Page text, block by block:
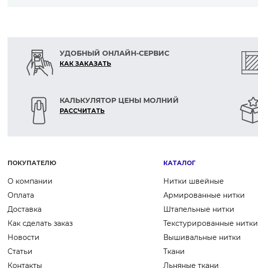
УДОБНЫЙ ОНЛАЙН-СЕРВИС
КАК ЗАКАЗАТЬ
КАЛЬКУЛЯТОР ЦЕНЫ МОЛНИЙ
РАСCЧИТАТЬ
ПОКУПАТЕЛЮ
О компании
Оплата
Доставка
Как сделать заказ
Новости
Статьи
Контакты
КАТАЛОГ
Нитки швейные
Армированные нитки
Штапельные нитки
Текстурированные нитки
Вышивальные нитки
Ткани
Льняные ткани